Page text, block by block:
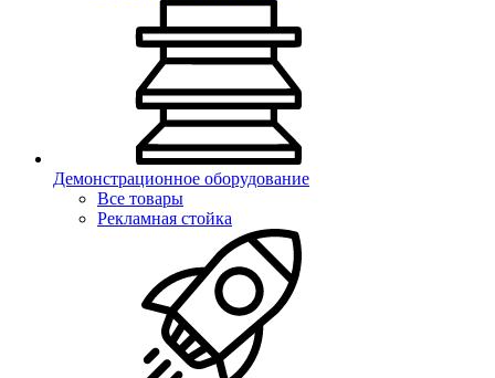
Демонстрационное оборудование
Все товары
Рекламная стойка